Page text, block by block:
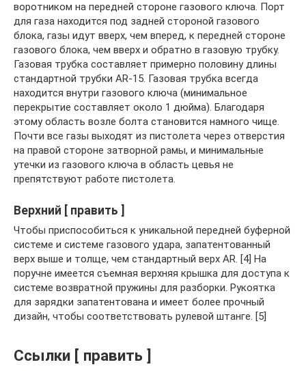
воротником на передней стороне газового ключа. Порт
для газа находится под задней стороной газового
блока, газы идут вверх, чем вперед, к передней стороне
газового блока, чем вверх и обратно в газовую трубку.
Газовая трубка составляет примерно половину длины
стандартной трубки AR-15. Газовая трубка всегда
находится внутри газового ключа (минимальное
перекрытие составляет около 1 дюйма). Благодаря
этому область возле болта становится намного чище.
Почти все газы выходят из пистолета через отверстия
на правой стороне затворной рамы, и минимальные
утечки из газового ключа в область цевья не
препятствуют работе пистолета.
Верхний [ править ]
Чтобы приспособиться к уникальной передней буферной
системе и системе газового удара, запатентованный
верх выше и толще, чем стандартный верх AR. [4] На
поручне имеется съемная верхняя крышка для доступа к
системе возвратной пружины для разборки. Рукоятка
для зарядки запатентована и имеет более прочный
дизайн, чтобы соответствовать рулевой штанге. [5]
Ссылки [ править ]